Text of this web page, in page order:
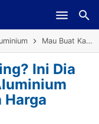
Mau Buat Kandang Anjing? Ini Dia Jasa Kandang Anjing Aluminium Jakarta dan Sekitarnya Harga Murah
Ini Dia